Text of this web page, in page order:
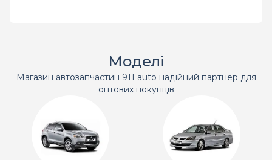
Моделі
Магазин автозапчастин 911 auto надійний партнер для
оптових покупців